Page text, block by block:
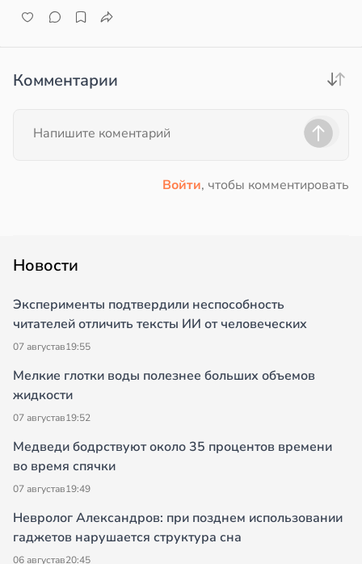
Комментарии
Войти, чтобы комментировать
Новости
Эксперименты подтвердили неспособность
читателей отличить тексты ИИ от человеческих
07 августав19:55
Мелкие глотки воды полезнее больших объемов
жидкости
07 августав19:52
Медведи бодрствуют около 35 процентов времени
во время спячки
07 августав19:49
Невролог Александров: при позднем использовании
гаджетов нарушается структура сна
06 августав20:45